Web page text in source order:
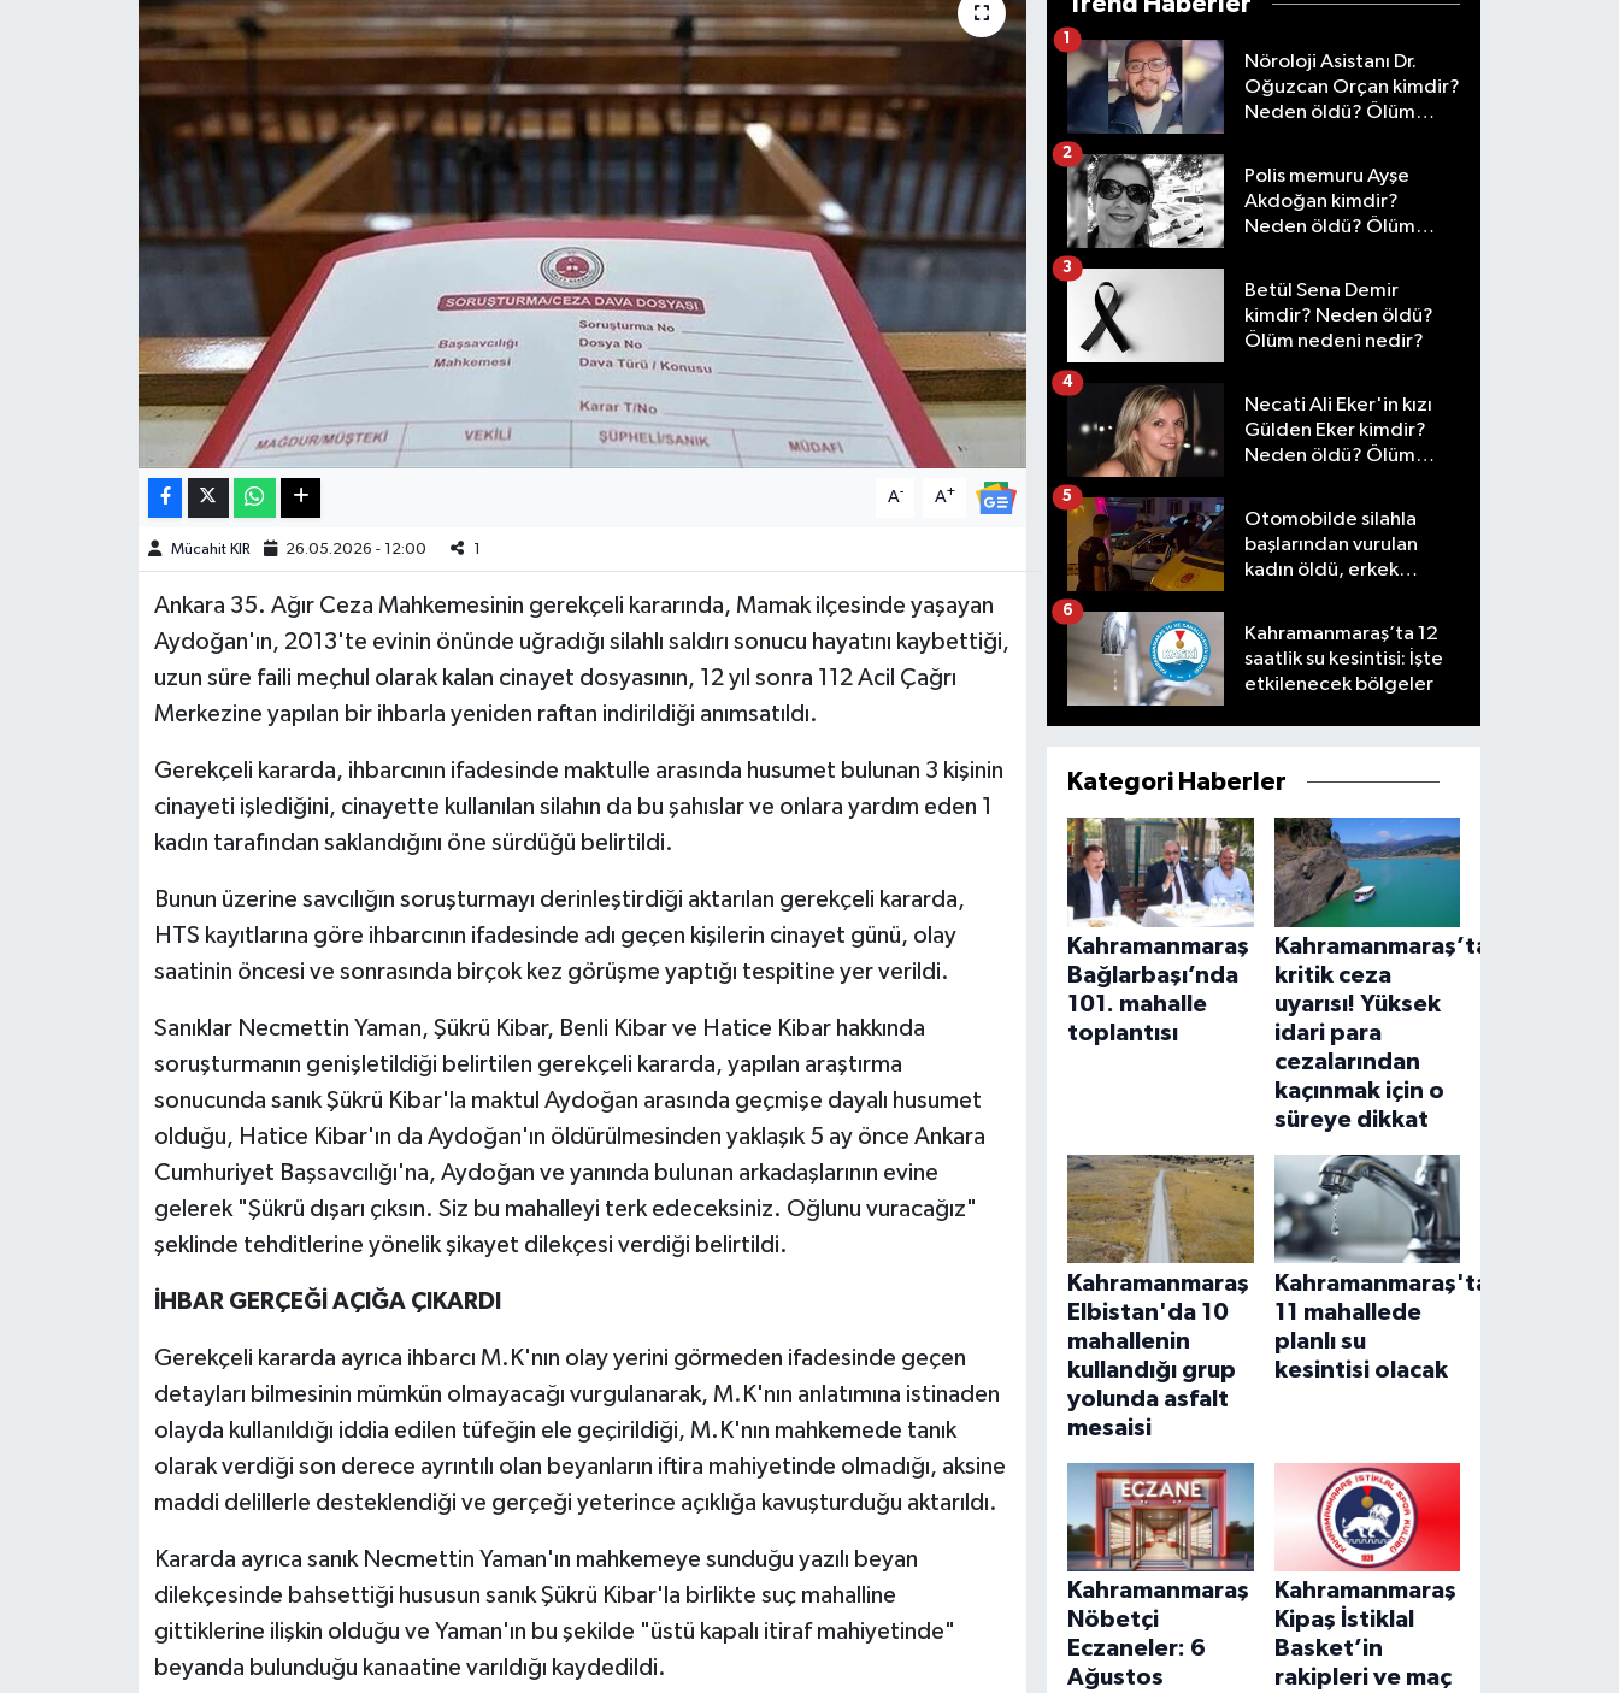
A- A+
Mücahit KIR 26.05.2026 - 12:00 1
Ankara 35. Ağır Ceza Mahkemesinin gerekçeli kararında, Mamak ilçesinde yaşayan
Aydoğan'ın, 2013'te evinin önünde uğradığı silahlı saldırı sonucu hayatını kaybettiği,
uzun süre faili meçhul olarak kalan cinayet dosyasının, 12 yıl sonra 112 Acil Çağrı
Merkezine yapılan bir ihbarla yeniden raftan indirildiği anımsatıldı.
Gerekçeli kararda, ihbarcının ifadesinde maktulle arasında husumet bulunan 3 kişinin
cinayeti işlediğini, cinayette kullanılan silahın da bu şahıslar ve onlara yardım eden 1
kadın tarafından saklandığını öne sürdüğü belirtildi.
Bunun üzerine savcılığın soruşturmayı derinleştirdiği aktarılan gerekçeli kararda,
HTS kayıtlarına göre ihbarcının ifadesinde adı geçen kişilerin cinayet günü, olay
saatinin öncesi ve sonrasında birçok kez görüşme yaptığı tespitine yer verildi.
Sanıklar Necmettin Yaman, Şükrü Kibar, Benli Kibar ve Hatice Kibar hakkında
soruşturmanın genişletildiği belirtilen gerekçeli kararda, yapılan araştırma
sonucunda sanık Şükrü Kibar'la maktul Aydoğan arasında geçmişe dayalı husumet
olduğu, Hatice Kibar'ın da Aydoğan'ın öldürülmesinden yaklaşık 5 ay önce Ankara
Cumhuriyet Başsavcılığı'na, Aydoğan ve yanında bulunan arkadaşlarının evine
gelerek "Şükrü dışarı çıksın. Siz bu mahalleyi terk edeceksiniz. Oğlunu vuracağız"
şeklinde tehditlerine yönelik şikayet dilekçesi verdiği belirtildi.
İHBAR GERÇEĞİ AÇIĞA ÇIKARDI
Gerekçeli kararda ayrıca ihbarcı M.K'nın olay yerini görmeden ifadesinde geçen
detayları bilmesinin mümkün olmayacağı vurgulanarak, M.K'nın anlatımına istinaden
olayda kullanıldığı iddia edilen tüfeğin ele geçirildiği, M.K'nın mahkemede tanık
olarak verdiği son derece ayrıntılı olan beyanların iftira mahiyetinde olmadığı, aksine
maddi delillerle desteklendiği ve gerçeği yeterince açıklığa kavuşturduğu aktarıldı.
Kararda ayrıca sanık Necmettin Yaman'ın mahkemeye sunduğu yazılı beyan
dilekçesinde bahsettiği hususun sanık Şükrü Kibar'la birlikte suç mahalline
gittiklerine ilişkin olduğu ve Yaman'ın bu şekilde "üstü kapalı itiraf mahiyetinde"
beyanda bulunduğu kanaatine varıldığı kaydedildi.
Nöroloji Asistanı Dr.
Oğuzcan Orçan kimdir?
Neden öldü? Ölüm
1
Polis memuru Ayşe
Akdoğan kimdir?
Neden öldü? Ölüm
2
Betül Sena Demir
kimdir? Neden öldü?
Ölüm nedeni nedir?
3
Necati Ali Eker'in kızı
Gülden Eker kimdir?
Neden öldü? Ölüm
4
Otomobilde silahla
başlarından vurulan
kadın öldü, erkek
5
Kahramanmaraş’ta 12
saatlik su kesintisi: İşte
etkilenecek bölgeler
6
Kategori Haberler
Kahramanmaraş
Bağlarbaşı’nda
101. mahalle
toplantısı
Kahramanmaraş’ta
kritik ceza
uyarısı! Yüksek
idari para
cezalarından
kaçınmak için o
süreye dikkat
Kahramanmaraş
Elbistan'da 10
mahallenin
kullandığı grup
yolunda asfalt
mesaisi
Kahramanmaraş'ta
11 mahallede
planlı su
kesintisi olacak
Kahramanmaraş
Nöbetçi
Eczaneler: 6
Ağustos
Kahramanmaraş
Kipaş İstiklal
Basket’in
rakipleri ve maç
Haberde İnsan
Manşet Altı
Resmi İlan
KAHRAMANMARAŞ